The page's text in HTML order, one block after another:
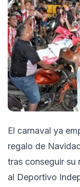
El carnaval ya
regalo de
tras conseguir su
al Deportivo